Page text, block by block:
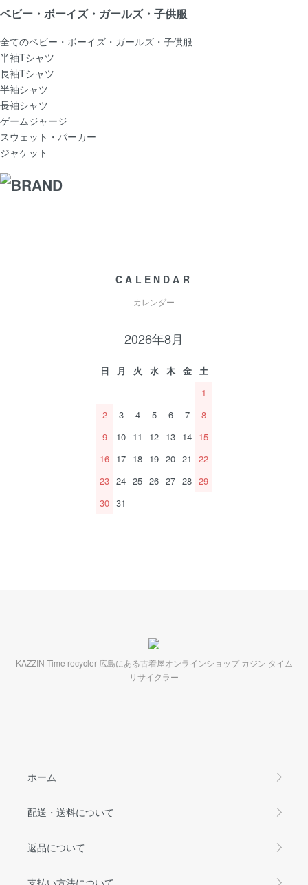
ベビー・ボーイズ・ガールズ・子供服
全てのベビー・ボーイズ・ガールズ・子供服
半袖Tシャツ
長袖Tシャツ
半袖シャツ
長袖シャツ
ゲームジャージ
スウェット・パーカー
ジャケット
CALENDAR
カレンダー
2026年8月
日 月 火 水 木 金
土
1
2
3 4 5 6 7
8
9
10 11 12 13 14 15
16 17 18 19 20 21
22
23 24 25 26 27 28 29
30 31
KAZZIN Time recycler 広島にある古着屋オンラインショップ カジン タイム
リサイクラー
ホーム
配送・送料について
返品について
支払い方法について